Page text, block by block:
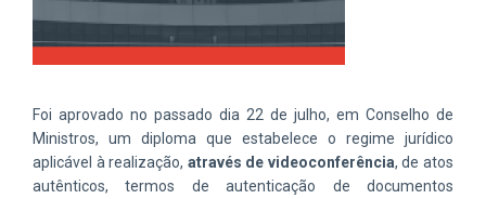
Foi aprovado no passado dia 22 de julho, em Conselho de
Ministros, um diploma que estabelece o regime jurídico
aplicável à realização, através de videoconferência, de atos
autênticos, termos de autenticação de documentos